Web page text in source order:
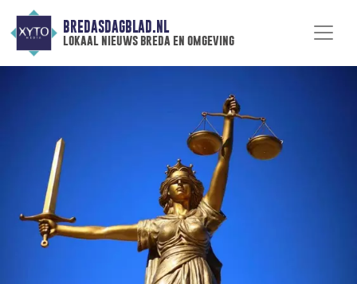
BREDASDAGBLAD.NL
lokaal nieuws breda en omgeving